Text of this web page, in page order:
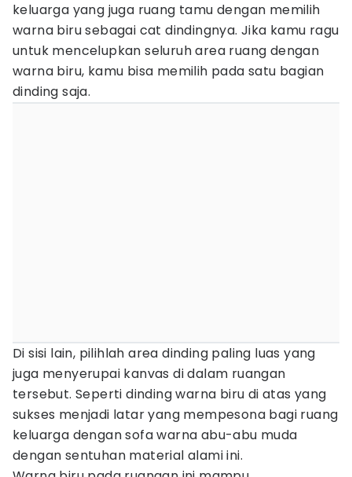
keluarga yang juga ruang tamu dengan memilih
warna biru sebagai cat dindingnya. Jika kamu ragu
untuk mencelupkan seluruh area ruang dengan
warna biru, kamu bisa memilih pada satu bagian
dinding saja.
Di sisi lain, pilihlah area dinding paling luas yang
juga menyerupai kanvas di dalam ruangan
tersebut. Seperti dinding warna biru di atas yang
sukses menjadi latar yang mempesona bagi ruang
keluarga dengan sofa warna abu-abu muda
dengan sentuhan material alami ini.